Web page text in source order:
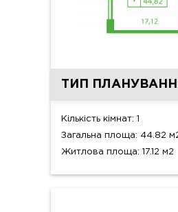
ТИП
Кількість кімнат: 1
Загальна площа: 44.82
Житлова площа: 17.12 м2